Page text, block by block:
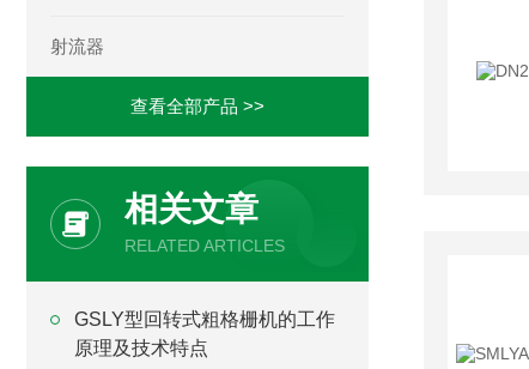
射流器
查看全部产品 >>
相关文章
RELATED ARTICLES
GSLY型回转式粗格栅机的工作
原理及技术特点